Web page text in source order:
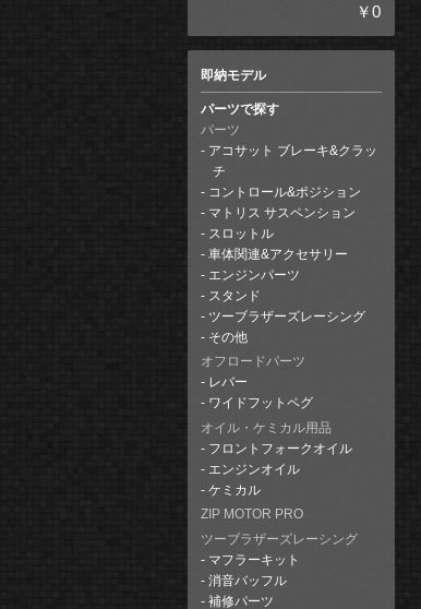
￥0
即納モデル
パーツで探す
パーツ
アコサット ブレーキ&クラッ
チ
コントロール&ポジション
マトリス サスペンション
スロットル
車体関連&アクセサリー
エンジンパーツ
スタンド
ツーブラザーズレーシング
その他
オフロードパーツ
レバー
ワイドフットペグ
オイル・ケミカル用品
フロントフォークオイル
エンジンオイル
ケミカル
ZIP MOTOR PRO
ツーブラザーズレーシング
マフラーキット
消音バッフル
補修パーツ